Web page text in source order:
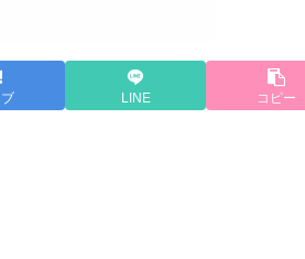
LINE コピー